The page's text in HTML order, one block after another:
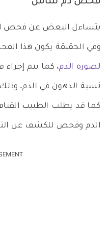
يتساءل البعض عن فحص
وفي الحقيقة يكون هذا
لصورة الدم، كما يتم
نسبة الدهون في الدم،
كما قد يطلب الطبيب
الدم وفحص للكشف عن